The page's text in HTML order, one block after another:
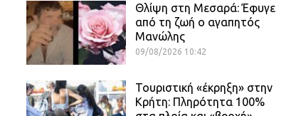
Θλίψη στη Μεσαρά: Έφυγε
από τη ζωή ο αγαπητός
Μανώλης
09/08/2026 10:42
Τουριστική «έκρηξη» στην
Κρήτη: Πληρότητα 100%